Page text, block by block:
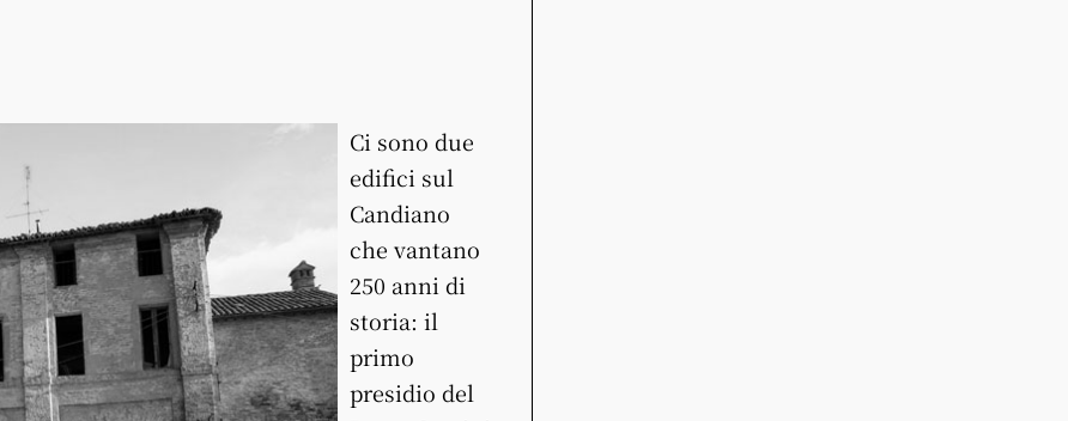
Ci sono due
edifici sul
Candiano
che vantano
250 anni di
storia: il
primo
presidio del